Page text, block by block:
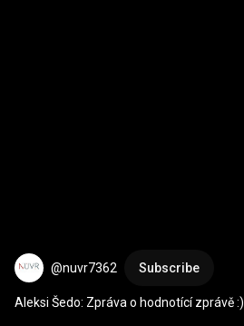
@nuvr7362 Subscribe
Aleksi Šedo: Zpráva o hodnotící zprávě :)